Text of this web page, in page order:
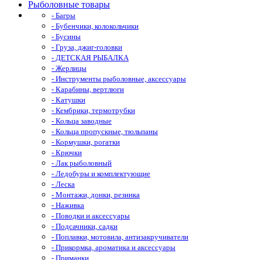
Рыболовные товары
- Багры
- Бубенчики, колокольчики
- Бусины
- Груза, джиг-головки
- ДЕТСКАЯ РЫБАЛКА
- Жерлицы
- Инструменты рыболовные, аксессуары
- Карабины, вертлюги
- Катушки
- Кембрики, термотрубки
- Кольца заводные
- Кольца пропускные, тюльпаны
- Кормушки, рогатки
- Крючки
- Лак рыболовный
- Ледобуры и комплектующие
- Леска
- Монтажи, донки, резинка
- Наживка
- Поводки и аксессуары
- Подсачники, садки
- Поплавки, мотовила, антизакручиватели
- Прикормка, ароматика и аксессуары
- Приманки